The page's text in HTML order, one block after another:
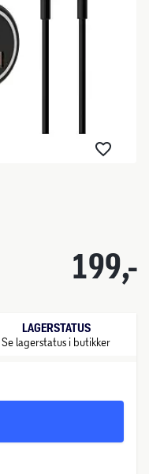
199,-
LAGERSTATUS
Se lagerstatus i butikker